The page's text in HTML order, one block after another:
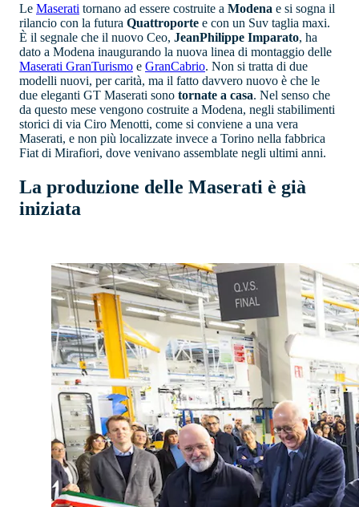
Le Maserati tornano ad essere costruite a Modena e si sogna il
rilancio con la futura Quattroporte e con un Suv taglia maxi.
È il segnale che il nuovo Ceo, JeanPhilippe Imparato, ha
dato a Modena inaugurando la nuova linea di montaggio delle
Maserati GranTurismo e GranCabrio. Non si tratta di due
modelli nuovi, per carità, ma il fatto davvero nuovo è che le
due eleganti GT Maserati sono tornate a casa. Nel senso che
da questo mese vengono costruite a Modena, negli stabilimenti
storici di via Ciro Menotti, come si conviene a una vera
Maserati, e non più localizzate invece a Torino nella fabbrica
Fiat di Mirafiori, dove venivano assemblate negli ultimi anni.
La produzione delle Maserati è già
iniziata